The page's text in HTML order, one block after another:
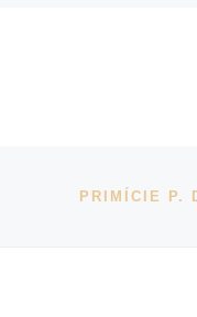
PRIMÍCIE P.